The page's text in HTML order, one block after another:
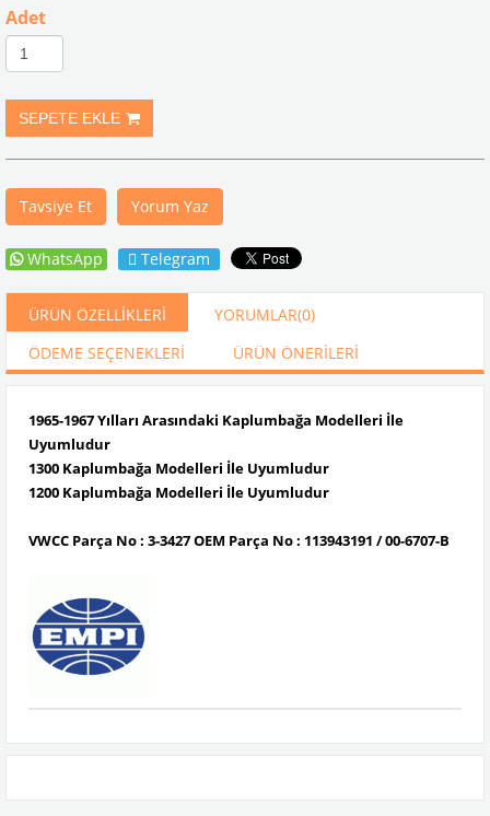
Adet
Tavsiye Et Yorum Yaz
WhatsApp Telegram
ÜRÜN ÖZELLIKLERI YORUMLAR(0)
ÖDEME SEÇENEKLERI
ÜRÜN ÖNERILERI
1965-1967 Yılları Arasındaki Kaplumbağa Modelleri İle
Uyumludur
1300 Kaplumbağa Modelleri İle Uyumludur
1200 Kaplumbağa Modelleri İle Uyumludur
VWCC Parça No : 3-3427 OEM Parça No : 113943191 / 00-6707-B